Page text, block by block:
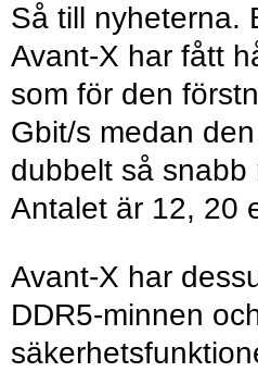
Så till nyheterna.
Avant-X har fått
som för den
Gbit/s medan
dubbelt så snabb
Antalet är 12, 20
Avant-X har
DDR5-minnen